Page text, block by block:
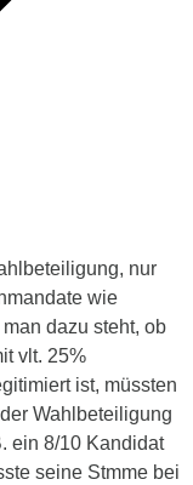
nur
wie
dazu steht, ob
vlt. 25%
ist, müssten
Wahlbeteiligung
ein 8/10 Kandidat
seine Stmme bei